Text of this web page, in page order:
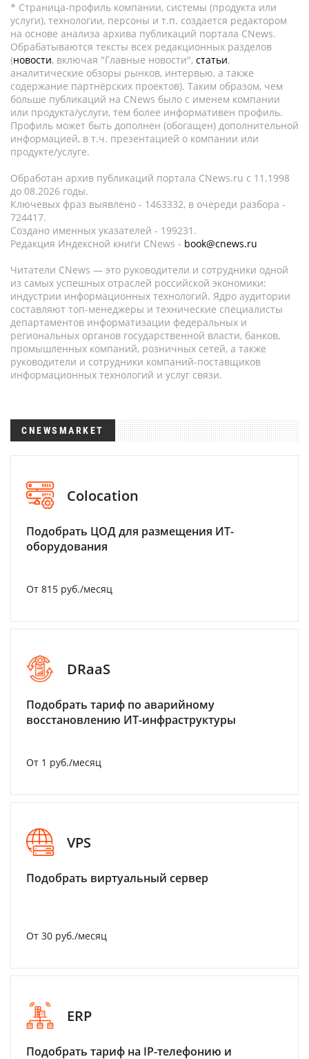
* Страница-профиль компании, системы (продукта или
услуги), технологии, персоны и т.п. создается редактором
на основе анализа архива публикаций портала CNews.
Обрабатываются тексты всех редакционных разделов
(новости, включая "Главные новости", статьи,
аналитические обзоры рынков, интервью, а также
содержание партнёрских проектов). Таким образом, чем
больше публикаций на CNews было с именем компании
или продукта/услуги, тем более информативен профиль.
Профиль может быть дополнен (обогащен) дополнительной
информацией, в т.ч. презентацией о компании или
продукте/услуге.
Обработан архив публикаций портала CNews.ru c 11.1998
до 08.2026 годы.
Ключевых фраз выявлено - 1463332, в очереди разбора -
724417.
Создано именных указателей - 199231.
Редакция Индексной книги CNews - book@cnews.ru
Читатели CNews — это руководители и сотрудники одной
из самых успешных отраслей российской экономики:
индустрии информационных технологий. Ядро аудитории
составляют топ-менеджеры и технические специалисты
департаментов информатизации федеральных и
региональных органов государственной власти, банков,
промышленных компаний, розничных сетей, а также
руководители и сотрудники компаний-поставщиков
информационных технологий и услуг связи.
CNEWSMARKET
Colocation
Подобрать ЦОД для размещения ИТ-
оборудования
От 815 руб./месяц
DRaaS
Подобрать тариф по аварийному
восстановлению ИТ-инфраструктуры
От 1 руб./месяц
VPS
Подобрать виртуальный сервер
От 30 руб./месяц
ERP
Подобрать тариф на IP-телефонию и